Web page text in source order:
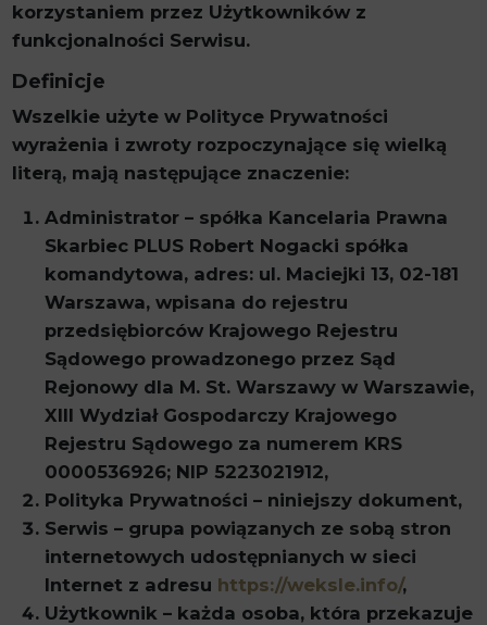
korzystaniem przez Użytkowników z
funkcjonalności Serwisu.
Definicje
Wszelkie użyte w Polityce Prywatności
wyrażenia i zwroty rozpoczynające się wielką
literą, mają następujące znaczenie:
Administrator – spółka Kancelaria Prawna
Skarbiec PLUS Robert Nogacki spółka
komandytowa, adres: ul. Maciejki 13, 02-181
Warszawa, wpisana do rejestru
przedsiębiorców Krajowego Rejestru
Sądowego prowadzonego przez Sąd
Rejonowy dla M. St. Warszawy w Warszawie,
XIII Wydział Gospodarczy Krajowego
Rejestru Sądowego za numerem KRS
0000536926; NIP 5223021912,
Polityka Prywatności – niniejszy dokument,
Serwis – grupa powiązanych ze sobą stron
internetowych udostępnianych w sieci
Internet z adresu https://weksle.info/,
Użytkownik – każda osoba, która przekazuje